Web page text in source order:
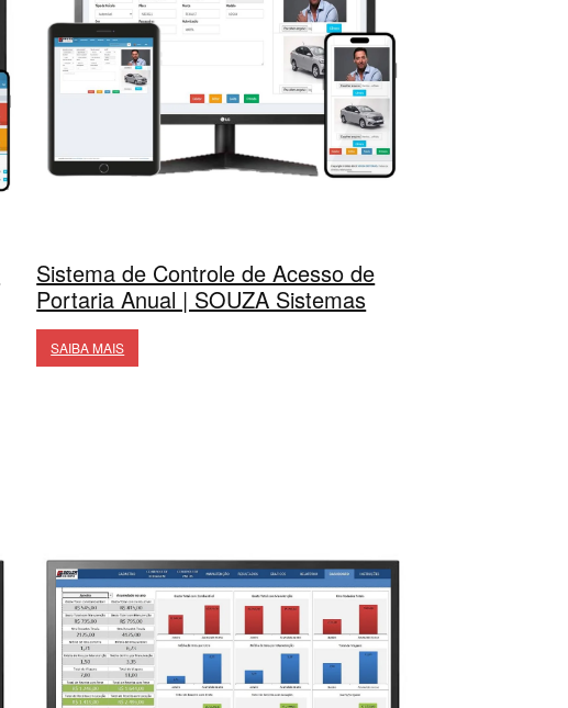
Sistema de Controle de Acesso de
Portaria Anual | SOUZA Sistemas
SAIBA MAIS